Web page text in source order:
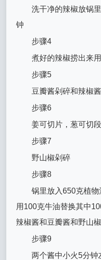
洗干净的辣椒放锅
钟
步骤4
煮好的辣椒捞出来
步骤5
豆瓣酱剁碎和辣椒
步骤6
姜可切片，葱可切
步骤7
野山椒剁碎
步骤8
锅里放入650克植
用100克牛油替换其中
辣椒酱和豆瓣酱和野山
步骤9
两个酱中小火5分钟